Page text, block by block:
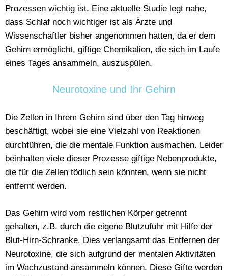
Prozessen wichtig ist. Eine aktuelle Studie legt nahe,
dass Schlaf noch wichtiger ist als Ärzte und
Wissenschaftler bisher angenommen hatten, da er dem
Gehirn ermöglicht, giftige Chemikalien, die sich im Laufe
eines Tages ansammeln, auszuspülen.
Neurotoxine und Ihr Gehirn
Die Zellen in Ihrem Gehirn sind über den Tag hinweg
beschäftigt, wobei sie eine Vielzahl von Reaktionen
durchführen, die die mentale Funktion ausmachen. Leider
beinhalten viele dieser Prozesse giftige Nebenprodukte,
die für die Zellen tödlich sein könnten, wenn sie nicht
entfernt werden.
Das Gehirn wird vom restlichen Körper getrennt
gehalten, z.B. durch die eigene Blutzufuhr mit Hilfe der
Blut-Hirn-Schranke. Dies verlangsamt das Entfernen der
Neurotoxine, die sich aufgrund der mentalen Aktivitäten
im Wachzustand ansammeln können. Diese Gifte werden